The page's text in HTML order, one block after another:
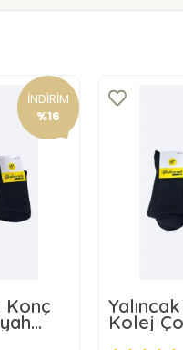
İNDİRİM
%16
Konç
Kolej
Renk 3